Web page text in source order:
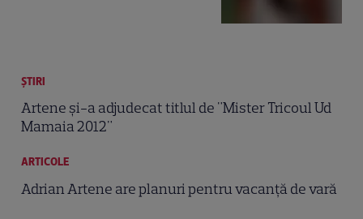
ȘTIRI
Artene şi-a adjudecat titlul de "Mister Tricoul Ud
Mamaia 2012"
ARTICOLE
Adrian Artene are planuri pentru vacanță de vară